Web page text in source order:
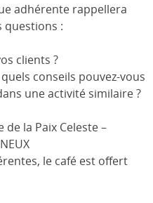
adhérente rappellera
questions :
clients ?
conseils pouvez-vous
une activité similaire ?
de la Paix Celeste –
le café est offert